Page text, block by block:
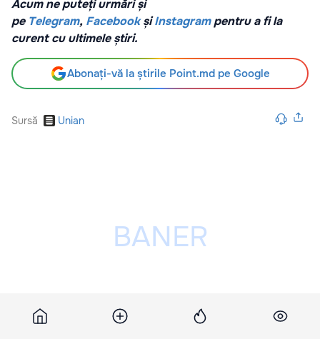
Acum ne puteți urmări și
pe Telegram, Facebook șiInstagrampentru a fi la
curent cu ultimele știri.
Abonați-vă la știrile Point.md pe Google
Sursă Unian